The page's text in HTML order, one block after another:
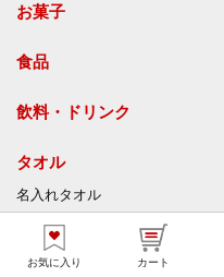
お気に入り カート
お菓子
食品
飲料・ドリンク
タオル
名入れタオル
オリジナルタオル
今治タオル